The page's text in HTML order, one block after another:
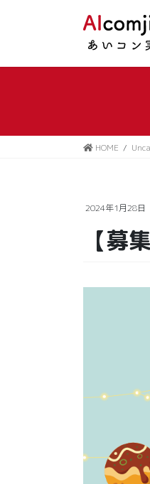
HOME
2024年1月28日
【募